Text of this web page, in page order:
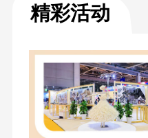
精彩活动